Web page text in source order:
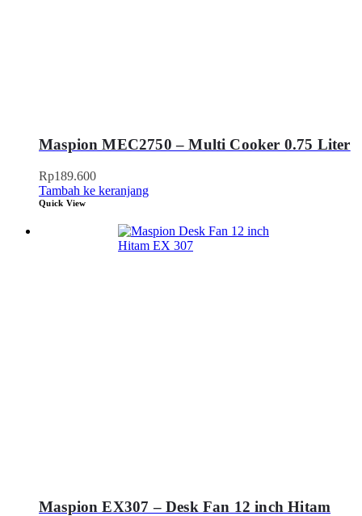
Maspion MEC2750 – Multi Cooker 0.75 Liter
Rp189.600
Tambah ke keranjang
Quick View
Maspion EX307 – Desk Fan 12 inch Hitam